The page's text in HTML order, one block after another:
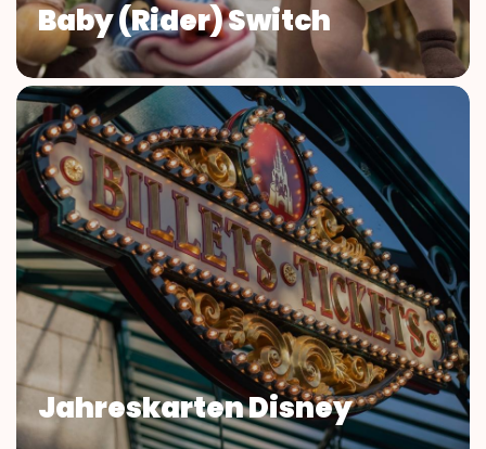
Baby (Rider) Switch
Jahreskarten Disney